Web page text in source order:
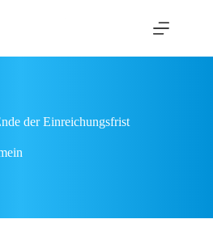
der Einreichungsfrist